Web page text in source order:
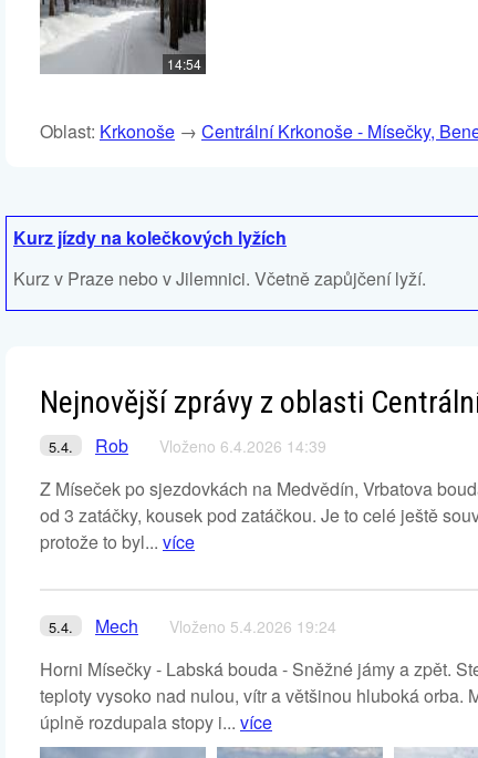
14:54
Oblast: Krkonoše → Centrální Krkonoše - Mísečky,
Kurz jízdy na kolečkových lyžích
Kurz v Praze nebo v Jilemnici. Včetně zapůjčení lyží.
Nejnovější zprávy z oblasti
5.4. Rob Vloženo 6.4.2026 14:39
Z Míseček po sjezdovkách na Medvědín, Vrbatova
od 3 zatáčky, kousek pod zatáčkou. Je to celé ještě
protože to byl... více
5.4. Mech Vloženo 5.4.2026 19:24
Horni Mísečky - Labská bouda - Sněžné jámy a zpět.
teploty vysoko nad nulou, vítr a většinou hluboká orba.
úplně rozdupala stopy i... více